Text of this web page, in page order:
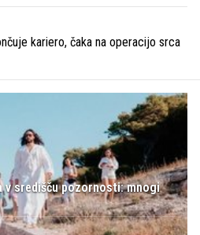
kariero, čaka na operacijo srca
v središču pozornosti: mnogi